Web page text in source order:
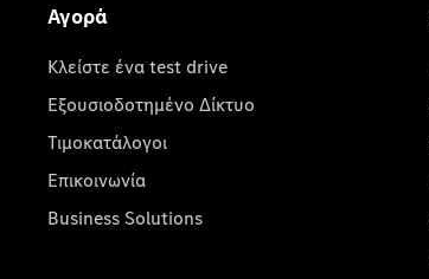
Αγορά
Κλείστε ένα test drive
Εξουσιοδοτημένο Δίκτυο
Τιμοκατάλογοι
Επικοινωνία
Business Solutions